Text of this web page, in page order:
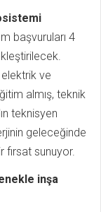
başvuruları 4
elektrik ve
almış, teknik
teknisyen
geleceğinde
sunuyor.
inşa